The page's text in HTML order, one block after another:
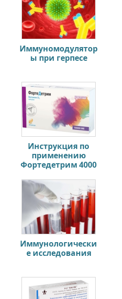
Иммуномодулятор
ы при герпесе
Инструкция по
применению
Фортедетрим 4000
Иммунологически
е исследования